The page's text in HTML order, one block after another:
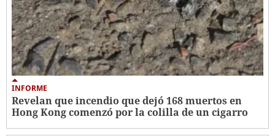
INFORME
Revelan que incendio que dejó 168 muertos en
Hong Kong comenzó por la colilla de un cigarro